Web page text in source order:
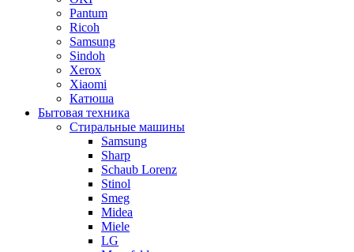
Pantum
Ricoh
Samsung
Sindoh
Xerox
Xiaomi
Катюша
Бытовая техника
Стиральные машины
Samsung
Sharp
Schaub Lorenz
Stinol
Smeg
Midea
Miele
LG